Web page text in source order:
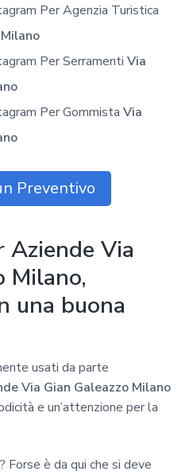
Per Agenzia Turistica
Per Serramenti Via
Per Gommista Via
Preventivo
Aziende Via
Milano,
una buona
usati da parte
Via Gian Galeazzo Milano
e un’attenzione per la
Forse è da qui che si deve